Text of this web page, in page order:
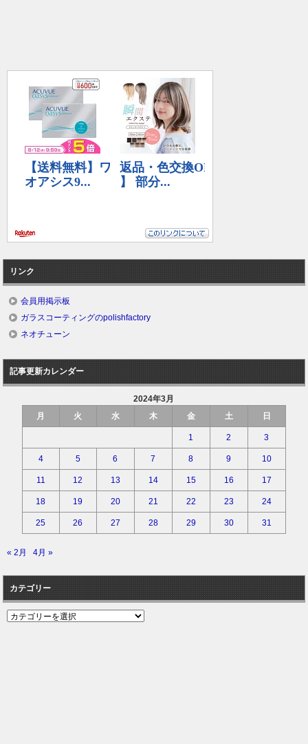
リンク
会員用掲示板
ガラスコーティングのpolishfactory
ネオチューン
記事更新カレンダー
2024年3月
月
火 水 木 金 土 日
1 2 3
4 5 6 7 8 9 10
11 12 13 14 15 16 17
18 19 20 21 22 23 24
25 26 27 28 29 30 31
« 2月 4月 »
カテゴリー
カ